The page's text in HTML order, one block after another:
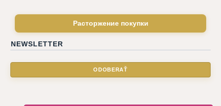
Расторжение покупки
NEWSLETTER